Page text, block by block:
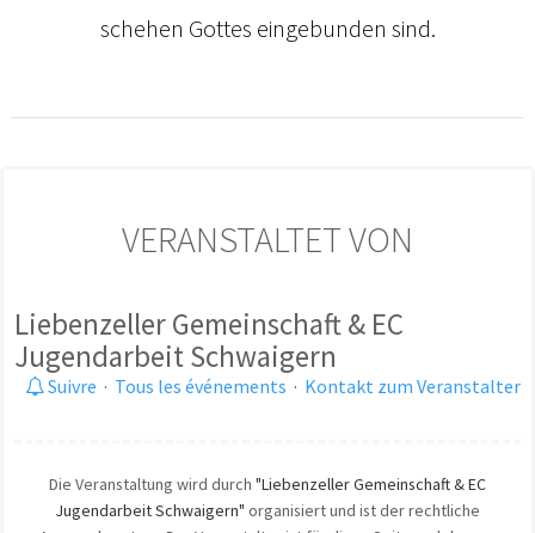
schehen Gottes eingebunden sind.
VERANSTALTET VON
Liebenzeller Gemeinschaft & EC
Jugendarbeit Schwaigern
Suivre · Tous les événements · Kontakt zum Veranstalter
Die Veranstaltung wird durch "Liebenzeller Gemeinschaft & EC
Jugendarbeit Schwaigern" organisiert und ist der rechtliche